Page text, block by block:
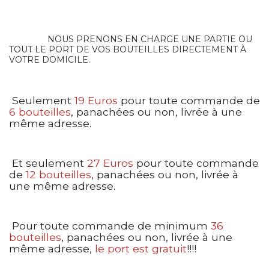
NOUS PRENONS EN CHARGE UNE PARTIE OU
TOUT LE PORT DE VOS BOUTEILLES DIRECTEMENT À
VOTRE DOMICILE.
Seulement 19 Euros pour toute commande de
6 bouteilles, panachées ou non, livrée à une
même adresse.
Et seulement 27 Euros pour toute commande
de 12 bouteilles, panachées ou non, livrée à
une même adresse.
Pour toute commande de minimum 36
bouteilles, panachées ou non, livrée à une
même adresse, le port est gratuit!!!!